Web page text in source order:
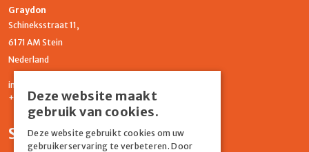
Graydon
Schineksstraat 11,
6171 AM Stein
Nederland
info@graydonevents.nl
+316 11435859
Social media
Deze website maakt
gebruik van cookies.
Deze website gebruikt cookies om uw
gebruikerservaring te verbeteren. Door